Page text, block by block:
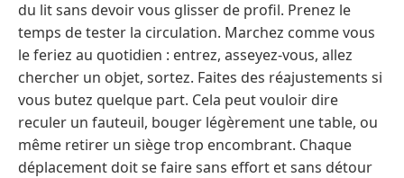
du lit sans devoir vous glisser de profil. Prenez le
temps de tester la circulation. Marchez comme vous
le feriez au quotidien : entrez, asseyez-vous, allez
chercher un objet, sortez. Faites des réajustements si
vous butez quelque part. Cela peut vouloir dire
reculer un fauteuil, bouger légèrement une table, ou
même retirer un siège trop encombrant. Chaque
déplacement doit se faire sans effort et sans détour